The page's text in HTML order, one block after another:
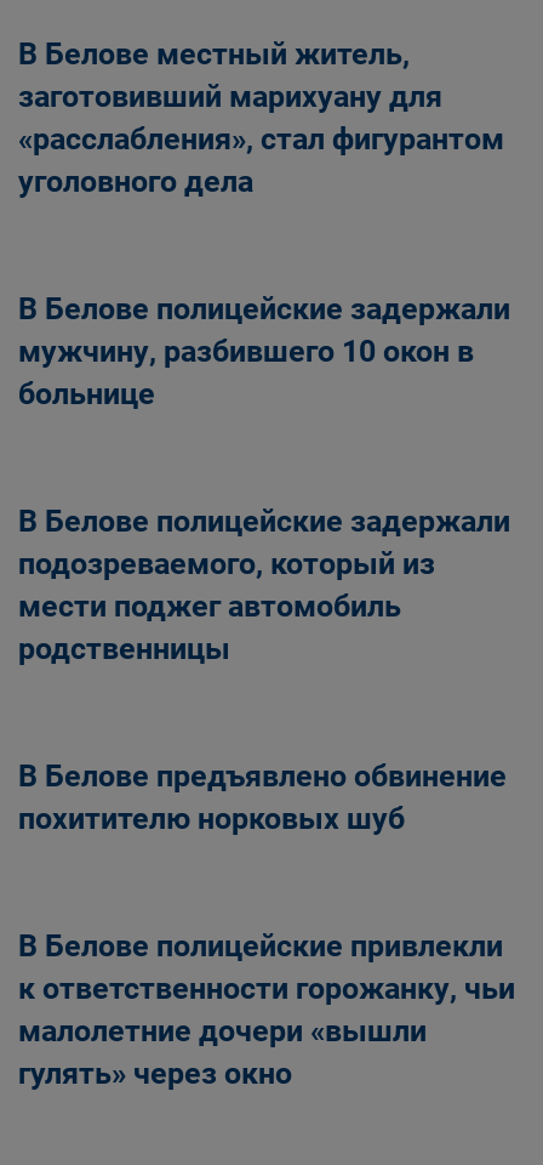
В Белове местный житель,
заготовивший марихуану для
«расслабления», стал фигурантом
уголовного дела
В Белове полицейские задержали
мужчину, разбившего 10 окон в
больнице
В Белове полицейские задержали
подозреваемого, который из
мести поджег автомобиль
родственницы
В Белове предъявлено обвинение
похитителю норковых шуб
В Белове полицейские привлекли
к ответственности горожанку, чьи
малолетние дочери «вышли
гулять» через окно